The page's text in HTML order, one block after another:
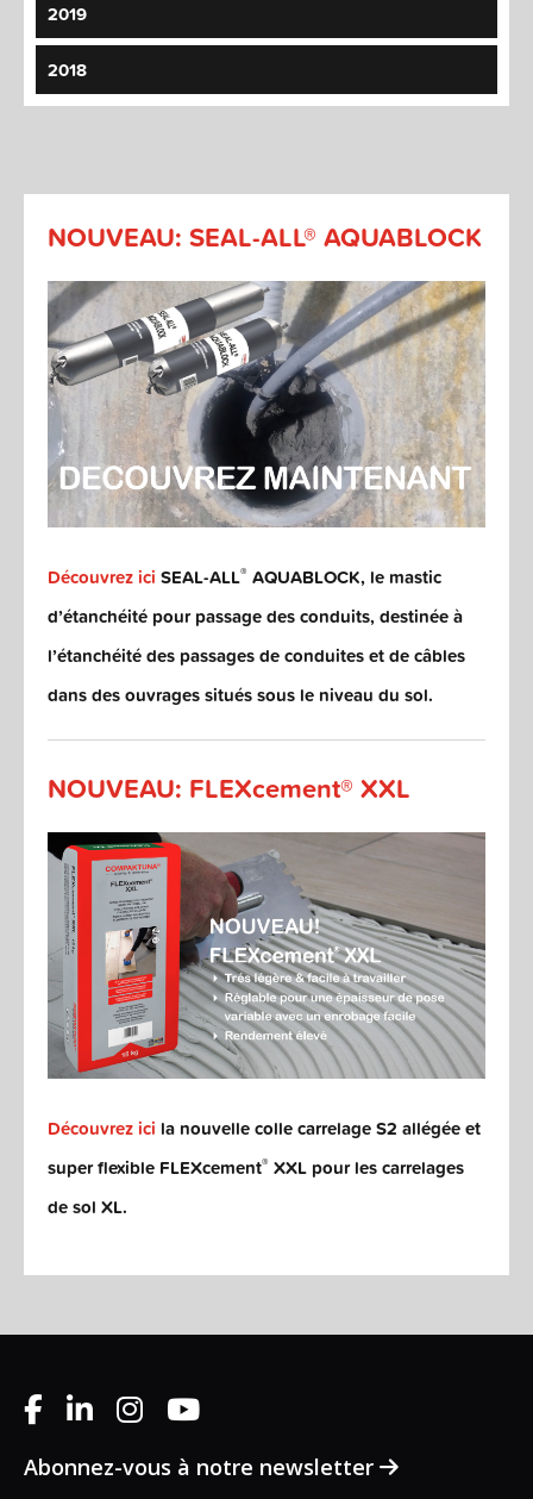
2019
2018
NOUVEAU: SEAL-ALL® AQUABLOCK
Découvrez ici SEAL-ALL® AQUABLOCK, le mastic
d’étanchéité pour passage des conduits, destinée à
l’étanchéité des passages de conduites et de câbles
dans des ouvrages situés sous le niveau du sol.
NOUVEAU: FLEXcement® XXL
Découvrez ici la nouvelle colle carrelage S2 allégée et
super flexible FLEXcement® XXL pour les carrelages
de sol XL.
Abonnez-vous à notre newsletter